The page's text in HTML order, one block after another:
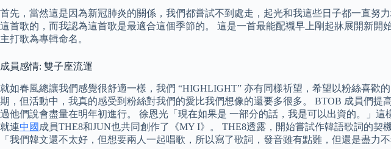
首先，當然這是因為新冠肺炎的關係，我們都嘗試不到處走，起光和我這些日子都一直努
這首歌的，而我認為這首歌是最適合這個季節的。 這是一首最能配襯早上剛起牀展開新
主打歌為專輯命名。
成員感情: 雙子座流運
就如春風總讓我們感覺很舒適一樣，我們 “HIGHLIGHT” 亦有同樣祈望，希望以粉絲喜歡
期，但活動中，我真的感受到粉絲對我們的愛比我們想像的還要多很多。 BTOB 成員們
過他們說會盡量在明年初進行。 徐恩光「現在如果是 一部分的話，我是可以出資的。」
就連中國 成員THE8和JUN也共同創作了《MY I》。 THE8透露，開始嘗試作韓語歌詞的
「我們韓文還不太好，但想要兩人一起唱歌，所以寫了歌詞，發音雖有點難，但還是盡力